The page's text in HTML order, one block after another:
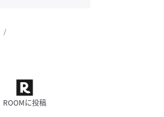
ROOMに投稿